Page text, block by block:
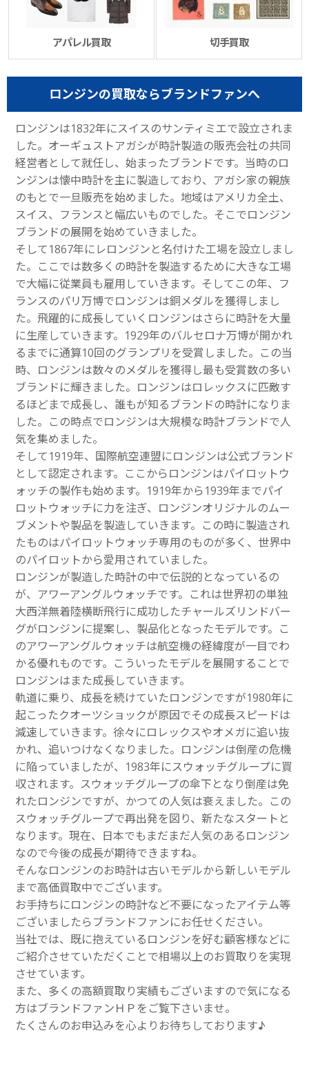
アパレル買取 切手買取
ロンジンの買取ならブランドファンへ
ロンジンは1832年にスイスのサンティミエで設立されま
した。オーギュストアガシが時計製造の販売会社の共同
経営者として就任し、始まったブランドです。当時のロ
ンジンは懐中時計を主に製造しており、アガシ家の親族
のもとで一旦販売を始めました。地域はアメリカ全土、
スイス、フランスと幅広いものでした。そこでロンジン
ブランドの展開を始めていきました。
そして1867年にレロンジンと名付けた工場を設立しまし
た。ここでは数多くの時計を製造するために大きな工場
で大幅に従業員も雇用していきます。そしてこの年、フ
ランスのパリ万博でロンジンは銅メダルを獲得しまし
た。飛躍的に成長していくロンジンはさらに時計を大量
に生産していきます。1929年のバルセロナ万博が開かれ
るまでに通算10回のグランプリを受賞しました。この当
時、ロンジンは数々のメダルを獲得し最も受賞数の多い
ブランドに輝きました。ロンジンはロレックスに匹敵す
るほどまで成長し、誰もが知るブランドの時計になりま
した。この時点でロンジンは大規模な時計ブランドで人
気を集めました。
そして1919年、国際航空連盟にロンジンは公式ブランド
として認定されます。ここからロンジンはパイロットウ
ォッチの製作も始めます。1919年から1939年までパイ
ロットウォッチに力を注ぎ、ロンジンオリジナルのムー
ブメントや製品を製造していきます。この時に製造され
たものはパイロットウォッチ専用のものが多く、世界中
のパイロットから愛用されていました。
ロンジンが製造した時計の中で伝説的となっているの
が、アワーアングルウォッチです。これは世界初の単独
大西洋無着陸横断飛行に成功したチャールズリンドバー
グがロンジンに提案し、製品化となったモデルです。こ
のアワーアングルウォッチは航空機の経緯度が一目でわ
かる優れものです。こういったモデルを展開することで
ロンジンはまた成長していきます。
軌道に乗り、成長を続けていたロンジンですが1980年に
起こったクオーツショックが原因でその成長スピードは
減速していきます。徐々にロレックスやオメガに追い抜
かれ、追いつけなくなりました。ロンジンは倒産の危機
に陥っていましたが、1983年にスウォッチグループに買
収されます。スウォッチグループの傘下となり倒産は免
れたロンジンですが、かつての人気は衰えました。この
スウォッチグループで再出発を図り、新たなスタートと
なります。現在、日本でもまだまだ人気のあるロンジン
なので今後の成長が期待できますね。
そんなロンジンのお時計は古いモデルから新しいモデル
まで高価買取中でございます。
お手持ちにロンジンの時計など不要になったアイテム等
ございましたらブランドファンにお任せください。
当社では、既に抱えているロンジンを好む顧客様などに
ご紹介させていただくことで相場以上のお買取りを実現
させています。
また、多くの高額買取り実績もございますので気になる
方はブランドファンＨＰをご覧下さいませ。
たくさんのお申込みを心よりお待ちしております♪